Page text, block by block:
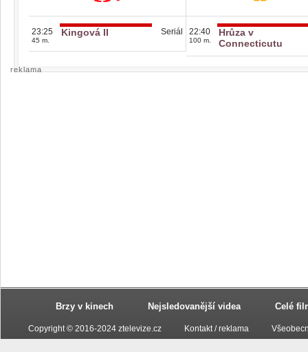
23:25
45 m.
Kingová II Seriál 22:40
100 m.
Hrůza v
Connecticutu
reklama
Brzy v kinech Nejsledovanější videa Celé
Copyright © 2016-2024 ztelevize.cz Kontakt / reklama